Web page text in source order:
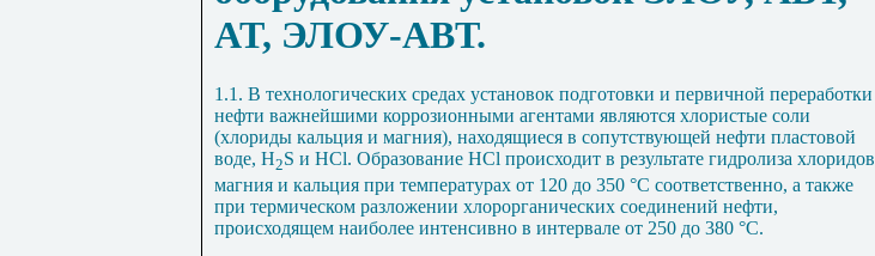
AT, ЭЛОУ-АВТ.
1.1. В технологических средах установок подготовки и первичной переработки
нефти важнейшими коррозионными агентами являются хлористые соли
(хлориды кальция и магния), находящиеся в сопутствующей нефти пластовой
воде, Н2S и HCl. Образование HCl происходит в результате гидролиза хлоридов
магния и кальция при температурах от 120 до 350 °С соответственно, а также
при термическом разложении хлорорганических соединений нефти,
происходящем наиболее интенсивно в интервале от 250 до 380 °С.